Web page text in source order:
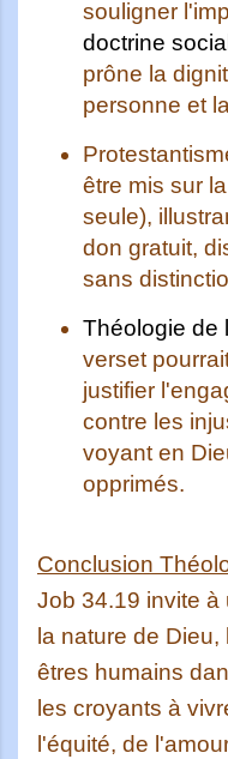
souligner
doctrine
prône la
personne et
être mis sur la
seule),
don gratuit,
sans
Théologie de
verset
justifier
contre les
voyant en
opprimés.
Conclusion
Job 34.19 invite à
la nature de
êtres humains
les croyants à
l'équité, de